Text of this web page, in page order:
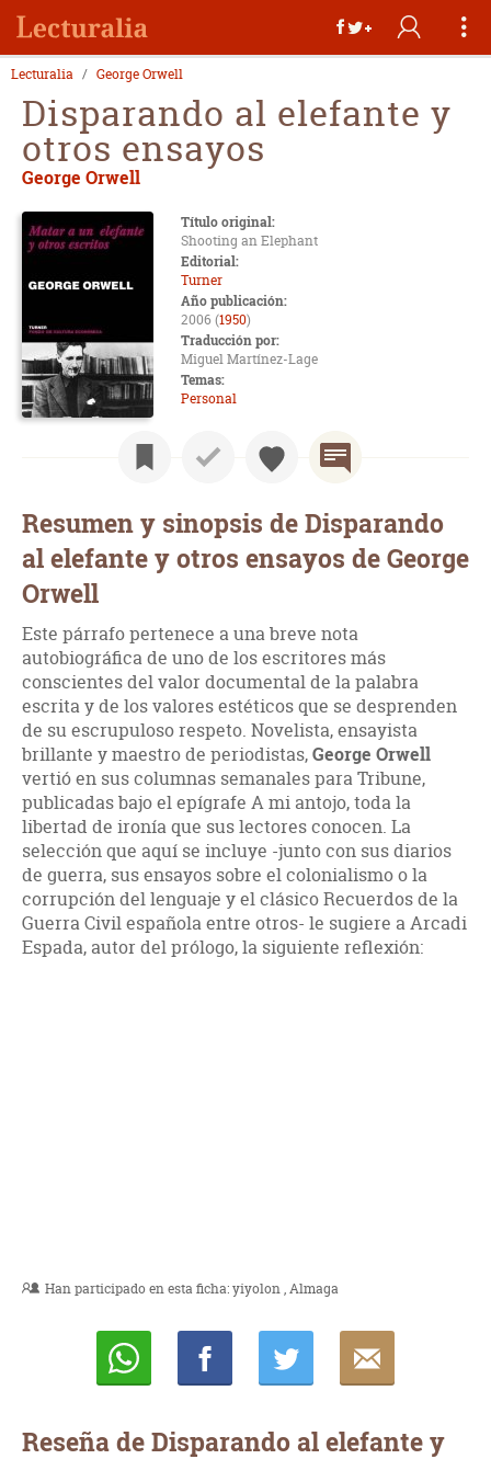
Lecturalia George Orwell
Disparando al elefante y
otros ensayos
George Orwell
Título original:
Shooting an Elephant
Editorial:
Turner
Año publicación:
2006 (1950)
Traducción por:
Miguel Martínez-Lage
Temas:
Personal
Resumen y sinopsis de Disparando
al elefante y otros ensayos de George
Orwell
Este párrafo pertenece a una breve nota
autobiográfica de uno de los escritores más
conscientes del valor documental de la palabra
escrita y de los valores estéticos que se desprenden
de su escrupuloso respeto. Novelista, ensayista
brillante y maestro de periodistas,George Orwell
vertió en sus columnas semanales para Tribune,
publicadas bajo el epígrafe A mi antojo, toda la
libertad de ironía que sus lectores conocen. La
selección que aquí se incluye -junto con sus diarios
de guerra, sus ensayos sobre el colonialismo o la
corrupción del lenguaje y el clásico Recuerdos de la
Guerra Civil española entre otros- le sugiere a Arcadi
Espada, autor del prólogo, la siguiente reflexión:
Han participado en esta ficha:yiyolon Almaga
Reseña de Disparando al elefante y